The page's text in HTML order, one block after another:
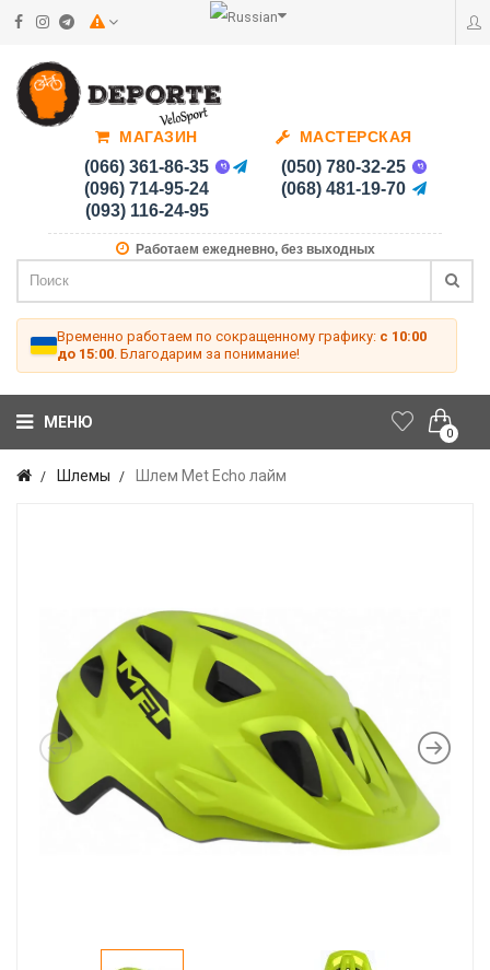
МАГАЗИН
(066) 361-86-35
(096) 714-95-24
(093) 116-24-95
МАСТЕРСКАЯ
(050) 780-32-25
(068) 481-19-70
Работаем ежедневно, без выходных
Временно работаем по сокращенному графику: с 10:00
до 15:00 . Благодарим за понимание!
0
МЕНЮ
Шлемы Шлем Met Echo лайм